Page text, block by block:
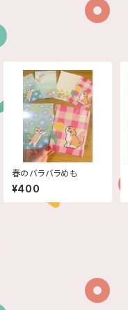
春のバラバラめも
¥400